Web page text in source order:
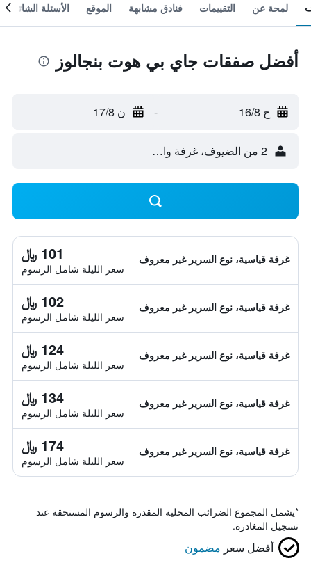
لمحة عن التقييمات فنادق مشابهة الموقع الأسئلة الشائعة
أفضل صفقات جاي بي هوت بنجالوز
ح 16/8 - ن 17/8
2 من الضيوف، غرفة واحدة
غرفة قياسية، نوع السرير غير معروف 101 ﷼
سعر الليلة شامل الرسوم
غرفة قياسية، نوع السرير غير معروف 102 ﷼
سعر الليلة شامل الرسوم
غرفة قياسية، نوع السرير غير معروف 124 ﷼
سعر الليلة شامل الرسوم
غرفة قياسية، نوع السرير غير معروف 134 ﷼
سعر الليلة شامل الرسوم
غرفة قياسية، نوع السرير غير معروف 174 ﷼
سعر الليلة شامل الرسوم
*يشمل المجموع الضرائب المحلية المقدرة والرسوم المستحقة عند
تسجيل المغادرة.
أفضل سعر مضمون